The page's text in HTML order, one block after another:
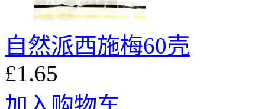
自然派西施梅60壳
£1.65